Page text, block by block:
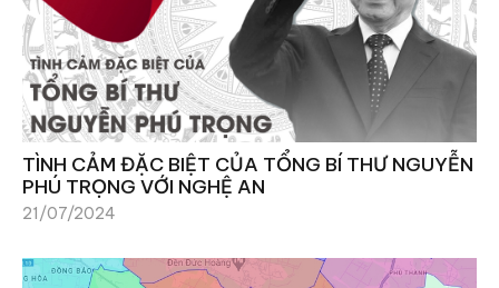
TÌNH CẢM ĐẶC BIỆT CỦA TỔNG BÍ THƯ NGUYỄN
PHÚ TRỌNG VỚI NGHỆ AN
21/07/2024